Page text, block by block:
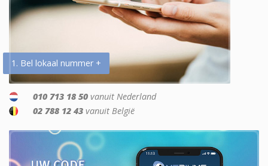
1. Bel lokaal nummer +
010 713 18 50 vanuit Nederland
02 788 12 43 vanuit België